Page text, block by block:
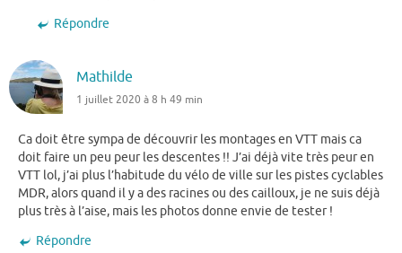
Répondre
Mathilde
1 juillet 2020 à 8 h 49 min
Ca doit être sympa de découvrir les montages en VTT mais ca
doit faire un peu peur les descentes !! J’ai déjà vite très peur en
VTT lol, j’ai plus l’habitude du vélo de ville sur les pistes cyclables
MDR, alors quand il y a des racines ou des cailloux, je ne suis déjà
plus très à l’aise, mais les photos donne envie de tester !
Répondre